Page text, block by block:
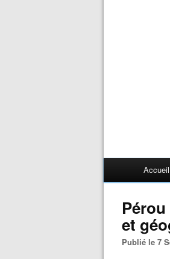
Accueil
et
Publié le 7